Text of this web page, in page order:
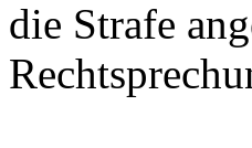
die Strafe